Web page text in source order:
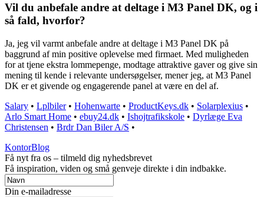
Vil du anbefale andre at deltage i M3 Panel DK, og i
så fald, hvorfor?
Ja, jeg vil varmt anbefale andre at deltage i M3 Panel DK på
baggrund af min positive oplevelse med firmaet. Med muligheden
for at tjene ekstra lommepenge, modtage attraktive gaver og give sin
mening til kende i relevante undersøgelser, mener jeg, at M3 Panel
DK er et givende og engagerende panel at være en del af.
Salary • Lplbiler• Hohenwarte • ProductKeys.dk • Solarplexius •
Arlo Smart Home • ebuy24.dk • Ishojtrafikskole • Dyrlæge Eva
Christensen • Brdr Dan Biler A/S •
KontorBlog
Få nyt fra os – tilmeld dig nyhedsbrevet
Få inspiration, viden og små genveje direkte i din indbakke.
Din e-mailadresse